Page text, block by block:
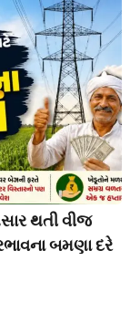
થતી વીજ
બમણા દરે